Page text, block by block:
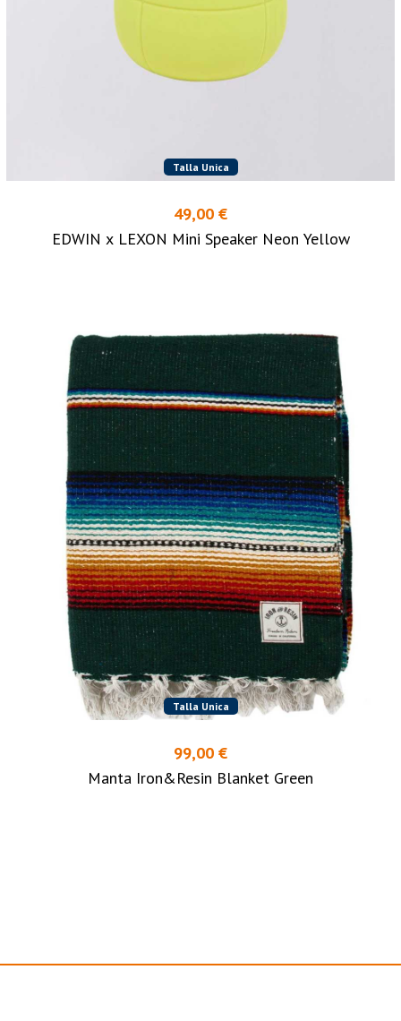
Talla Unica
49,00 €
EDWIN x LEXON Mini Speaker Neon Yellow
Talla Unica
99,00 €
Manta Iron&Resin Blanket Green